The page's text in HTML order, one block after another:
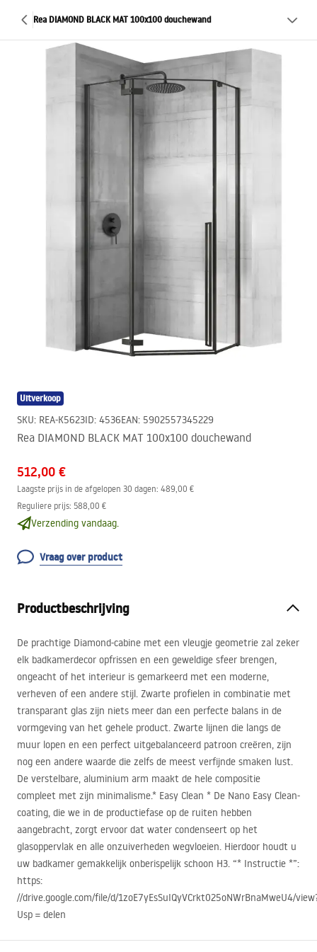
Rea DIAMOND BLACK MAT 100x100 douchewand
Uitverkoop
SKU: REA-K5623ID: 4536EAN: 5902557345229
Rea DIAMOND BLACK MAT 100x100 douchewand
512,00 €
Laagste prijs in de afgelopen 30 dagen: 489,00 €
Reguliere prijs: 588,00 €
Verzending vandaag.
Vraag over product
Productbeschrijving
De prachtige Diamond-cabine met een vleugje geometrie zal zeker
elk badkamerdecor opfrissen en een geweldige sfeer brengen,
ongeacht of het interieur is gemarkeerd met een moderne,
verheven of een andere stijl. Zwarte profielen in combinatie met
transparant glas zijn niets meer dan een perfecte balans in de
vormgeving van het gehele product. Zwarte lijnen die langs de
muur lopen en een perfect uitgebalanceerd patroon creëren, zijn
nog een andere waarde die zelfs de meest verfijnde smaken lust.
De verstelbare, aluminium arm maakt de hele compositie
compleet met zijn minimalisme.* Easy Clean * De Nano Easy Clean-
coating, die we in de productiefase op de ruiten hebben
aangebracht, zorgt ervoor dat water condenseert op het
glasoppervlak en alle onzuiverheden wegvloeien. Hierdoor houdt u
uw badkamer gemakkelijk onberispelijk schoon H3. “* Instructie *”:
https:
//drive.google.com/file/d/1zoE7yEsSuIQyVCrkt025oNWrBnaMweU4/
Usp = delen